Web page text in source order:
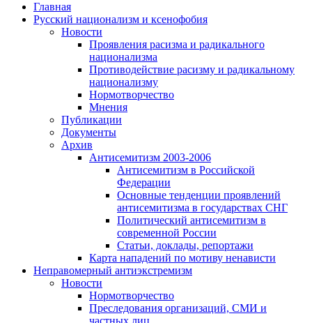
Главная
Русский национализм и ксенофобия
Новости
Проявления расизма и радикального
национализма
Противодействие расизму и радикальному
национализму
Нормотворчество
Мнения
Публикации
Документы
Архив
Антисемитизм 2003-2006
Антисемитизм в Российской
Федерации
Основные тенденции проявлений
антисемитизма в государствах СНГ
Политический антисемитизм в
современной России
Статьи, доклады, репортажи
Карта нападений по мотиву ненависти
Неправомерный антиэкстремизм
Новости
Нормотворчество
Преследования организаций, СМИ и